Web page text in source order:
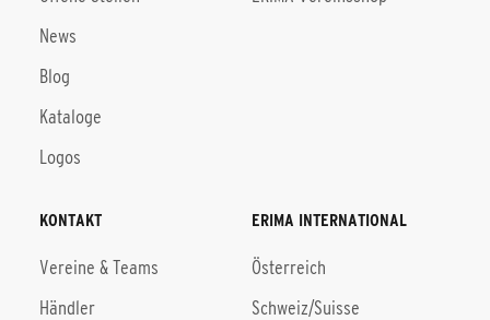
News
Blog
Kataloge
Logos
KONTAKT
Vereine & Teams
Händler
ERIMA INTERNATIONAL
Österreich
Schweiz/Suisse